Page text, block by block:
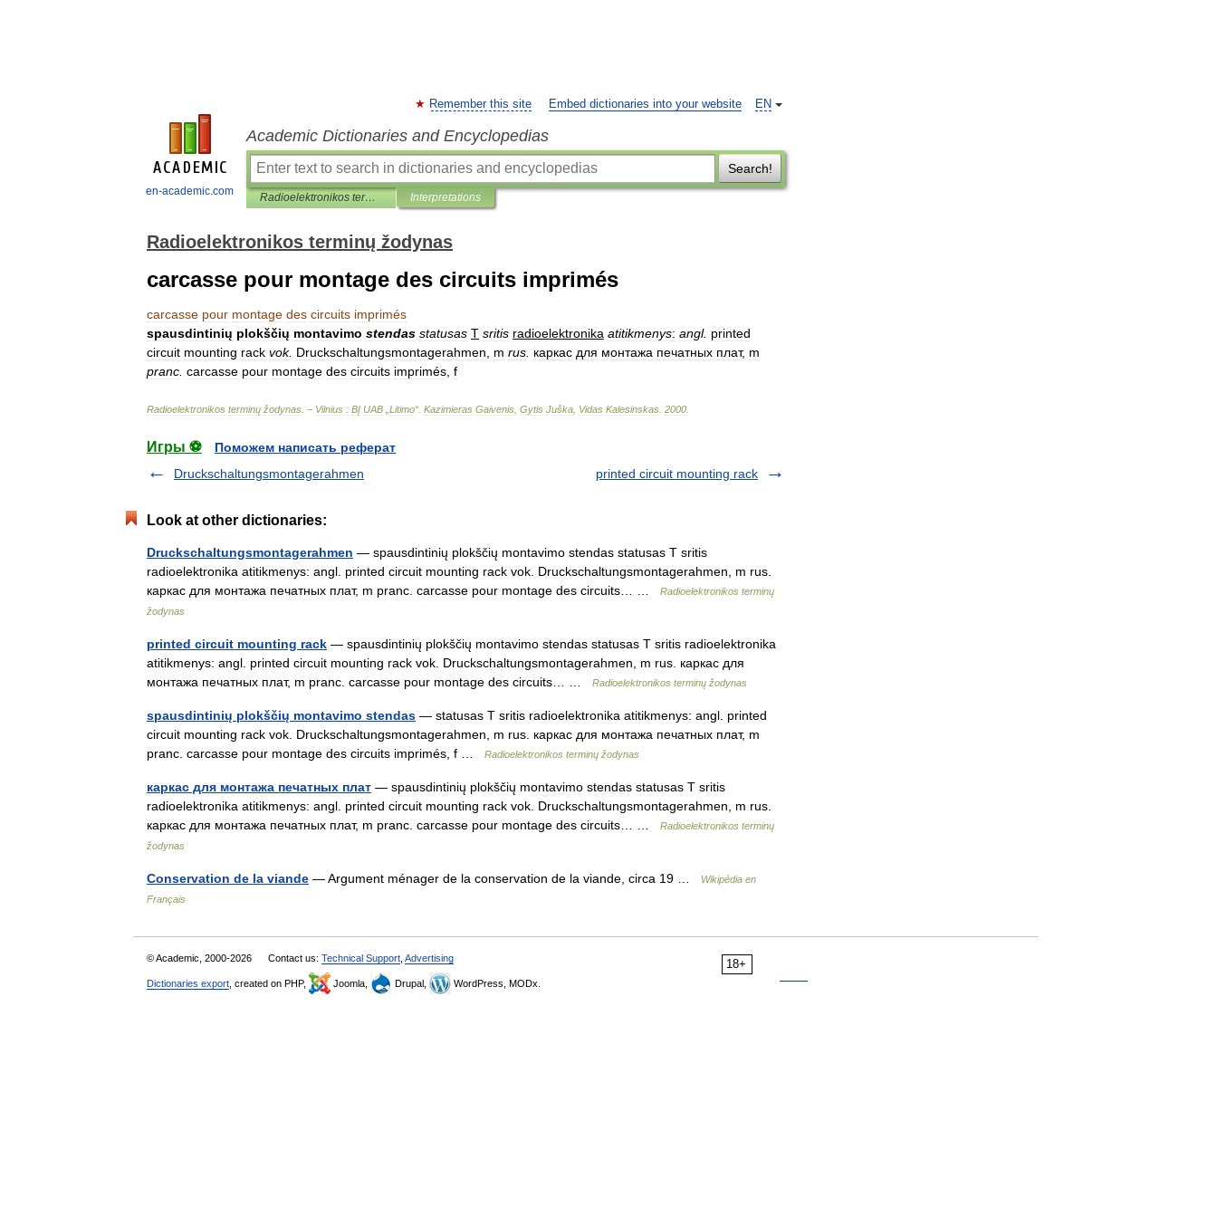
en-academic.com
EN
Remember this site Embed dictionaries into your website
Academic Dictionaries and Encyclopedias
Search!
Radioelektronikos terminų žodynas Interpretations
Radioelektronikos terminų žodynas
carcasse pour montage des circuits imprimés
carcasse pour montage des circuits imprimés
spausdintinių plokščių montavimo stendas statusas T sritis radioelektronika atitikmenys: angl. printed
circuit mounting rack vok. Druckschaltungsmontagerahmen m rus каркас для монтажа печатных плат, m
pranc carcasse pour montage des circuits imprimés f
Radioelektronikos terminų žodynas . – Vilnius : BĮ UAB Litimo“ Kazimieras Gaivenis Gytis Juška Vidas Kalesinskas 2000
Игры ⚽
Поможем написать реферат
Druckschaltungsmontagerahmen
printed circuit mounting rack
Look at other dictionaries:
Druckschaltungsmontagerahmen — spausdintinių plokščių montavimo stendas statusas T sritis
radioelektronika atitikmenys: angl. printed circuit mounting rack vok. Druckschaltungsmontagerahmen, m rus.
каркас для монтажа печатных плат, m pranc. carcasse pour montage des circuits… …
Radioelektronikos terminų
žodynas
printed circuit mounting rack — spausdintinių plokščių montavimo stendas statusas T sritis radioelektronika
atitikmenys: angl. printed circuit mounting rack vok. Druckschaltungsmontagerahmen, m rus. каркас для
монтажа печатных плат, m pranc. carcasse pour montage des circuits… …
Radioelektronikos terminų žodynas
spausdintinių plokščių montavimo stendas — statusas T sritis radioelektronika atitikmenys: angl. printed
circuit mounting rack vok. Druckschaltungsmontagerahmen, m rus. каркас для монтажа печатных плат, m
pranc. carcasse pour montage des circuits imprimés, f …
Radioelektronikos terminų žodynas
каркас для монтажа печатных плат — spausdintinių plokščių montavimo stendas statusas T sritis
radioelektronika atitikmenys: angl. printed circuit mounting rack vok. Druckschaltungsmontagerahmen, m rus.
каркас для монтажа печатных плат, m pranc. carcasse pour montage des circuits… …
Radioelektronikos terminų
žodynas
Conservation de la viande — Argument ménager de la conservation de la viande, circa 19 …
Wikipédia en
Français
18+
© Academic, 2000-2026 Contact us: Technical Support Advertising
Dictionaries export , created on PHP, Joomla, Drupal, WordPress, MODx.